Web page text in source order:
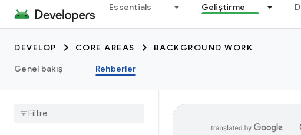
Essentials Geliştirme
DEVELOP CORE AREAS
BACKGROUND WORK
Genel bakış
Rehberler